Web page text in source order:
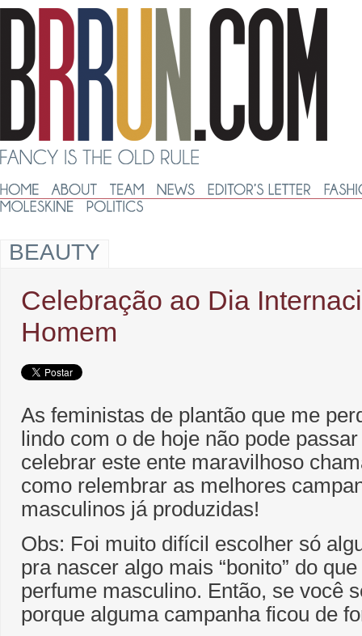
BEAUTY
Celebração ao Dia
Homem
As feministas de plantão que me
lindo com o de hoje não pode
celebrar este ente maravilhoso
como relembrar as melhores
masculinos já produzidas!
Obs: Foi muito difícil escolher só
pra nascer algo mais “bonito” do
perfume masculino. Então, se você
porque alguma campanha ficou de